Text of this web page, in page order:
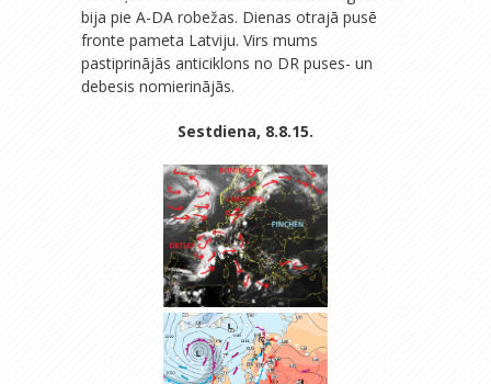
bija pie A-DA robežas. Dienas otrajā pusē
fronte pameta Latviju. Virs mums
pastiprinājās anticiklons no DR puses- un
debesis nomierinājās.
Sestdiena, 8.8.15.